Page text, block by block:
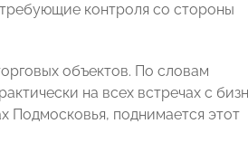
контроля со стороны
объектов. По словам
на всех встречах с
Подмосковья, поднимается этот